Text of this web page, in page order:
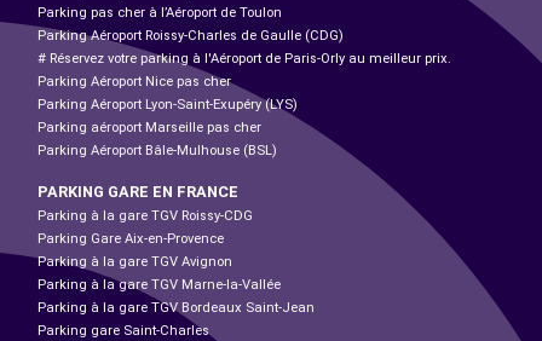
Parking pas cher à l’Aéroport de Toulon
Parking Aéroport Roissy-Charles de Gaulle (CDG)
# Réservez votre parking à l'Aéroport de Paris-Orly au meilleur prix.
Parking Aéroport Nice pas cher
Parking Aéroport Lyon-Saint-Exupéry (LYS)
Parking aéroport Marseille pas cher
Parking Aéroport Bâle-Mulhouse (BSL)
PARKING GARE EN FRANCE
Parking à la gare TGV Roissy-CDG
Parking Gare Aix-en-Provence
Parking à la gare TGV Avignon
Parking à la gare TGV Marne-la-Vallée
Parking à la gare TGV Bordeaux Saint-Jean
Parking gare Saint-Charles